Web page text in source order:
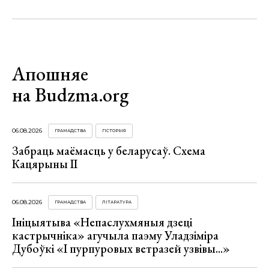
Апошняе
на Budzma.org
06.08.2026 ГРАМАДСТВА ГІСТОРЫЯ
Забраць маёмасць у беларусаў. Схема
Кацярыны ІІ
06.08.2026 ГРАМАДСТВА ЛІТАРАТУРА
Ініцыятыва «Непаслухмяныя дзеці
кастрычніка» агучыла паэму Уладзіміра
Дубоўкі «І пурпуровых ветразей узвівы...»